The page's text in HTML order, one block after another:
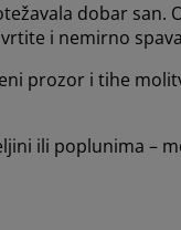
dobar san.
i nemirno
prozor i tihe
ili poplunima –